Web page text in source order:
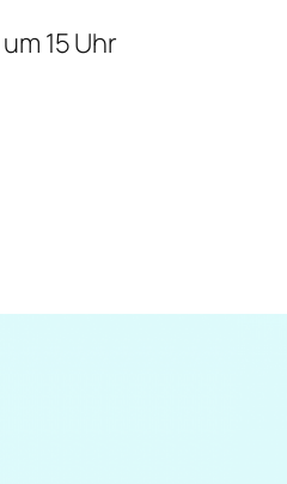
15 Uhr